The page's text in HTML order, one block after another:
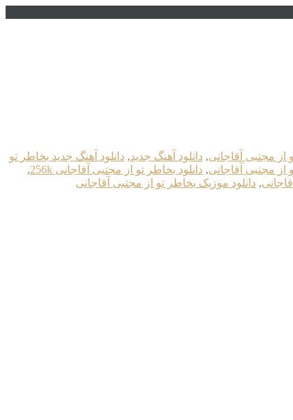
از مجتبی آقاجانی, دانلود آهنگ جدید, دانلود آهنگ جدید بخاطر تو
از مجتبی آقاجانی, دانلود بخاطر تو از مجتبی آقاجانی 256k
,
, دانلود موزیک بخاطر تو از مجتبی آقاجانی